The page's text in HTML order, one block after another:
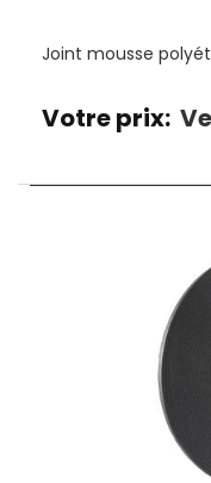
Joint mousse
Votre prix: